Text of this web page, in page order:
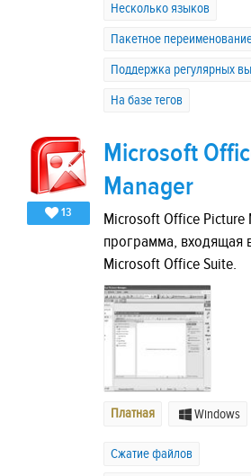
Несколько языков
Пакетное
Поддержка регулярных
На базе тегов
13
Microsoft
Manager
Microsoft Office Picture
программа, входящая
Microsoft Office Suite.
Платная Windows
Сжатие файлов